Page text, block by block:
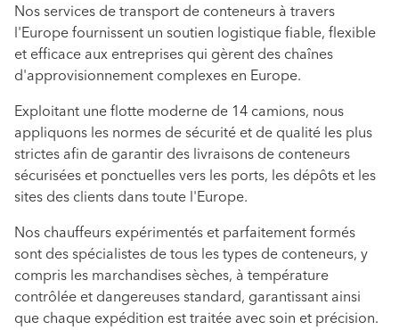
Nos services de transport de conteneurs à travers
l'Europe fournissent un soutien logistique fiable, flexible
et efficace aux entreprises qui gèrent des chaînes
d'approvisionnement complexes en Europe.
Exploitant une flotte moderne de 14 camions, nous
appliquons les normes de sécurité et de qualité les plus
strictes afin de garantir des livraisons de conteneurs
sécurisées et ponctuelles vers les ports, les dépôts et les
sites des clients dans toute l'Europe.
Nos chauffeurs expérimentés et parfaitement formés
sont des spécialistes de tous les types de conteneurs, y
compris les marchandises sèches, à température
contrôlée et dangereuses standard, garantissant ainsi
que chaque expédition est traitée avec soin et précision.